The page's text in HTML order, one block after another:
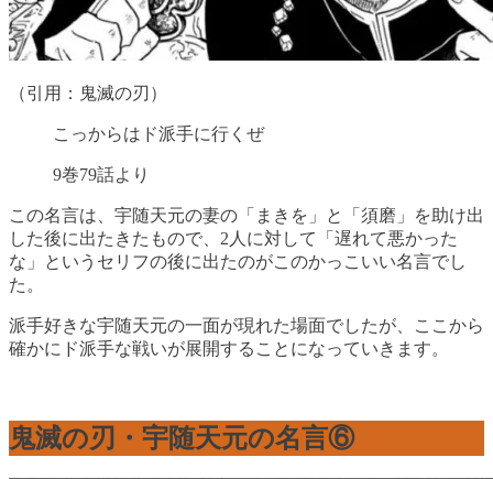
（引用：鬼滅の刃）
こっからはド派手に行くぜ
9巻79話より
この名言は、宇随天元の妻の「まきを」と「須磨」を助け出
した後に出たきたもので、2人に対して「遅れて悪かった
な」というセリフの後に出たのがこのかっこいい名言でし
た。
派手好きな宇随天元の一面が現れた場面でしたが、ここから
確かにド派手な戦いが展開することになっていきます。
鬼滅の刃・宇随天元の名言⑥